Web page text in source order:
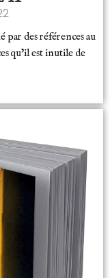
par des références au
qu’il est inutile de